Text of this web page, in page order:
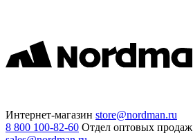
Интернет-магазин store@nordman.ru
8 800 100-82-60 Отдел оптовых продаж